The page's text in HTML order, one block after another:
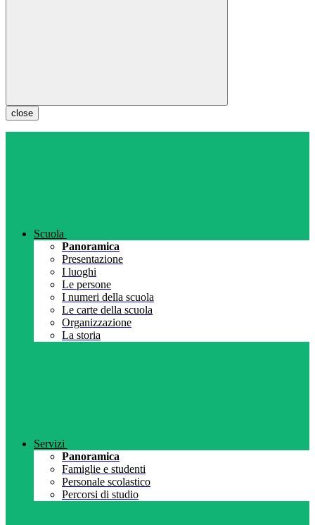
close
Scuola
Panoramica
Presentazione
I luoghi
Le persone
I numeri della scuola
Le carte della scuola
Organizzazione
La storia
Servizi
Panoramica
Famiglie e studenti
Personale scolastico
Percorsi di studio